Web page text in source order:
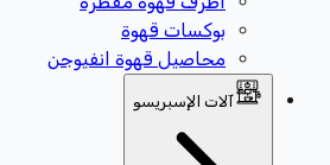
بوكسات قهوة
محاصيل قهوة انفيوجن
آلات الإسبريسو